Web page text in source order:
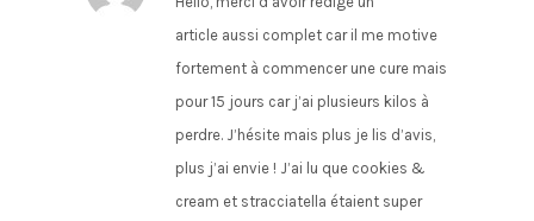
article aussi complet car il me motive
fortement à commencer une cure mais
pour 15 jours car j’ai plusieurs kilos à
perdre. J’hésite mais plus je lis d’avis,
plus j’ai envie ! J’ai lu que cookies &
cream et stracciatella étaient super